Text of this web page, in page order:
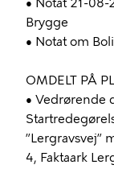
• Notat 21-
Brygge
• Notat om
OMDELT PÅ
• Vedrørende
”Lergravsvej”
4, Faktaark